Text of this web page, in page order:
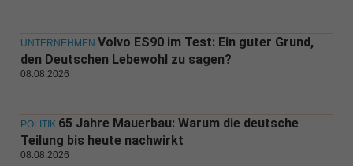
UNTERNEHMEN Volvo ES90 im Test: Ein guter Grund,
den Deutschen Lebewohl zu sagen?
08.08.2026
POLITIK 65 Jahre Mauerbau: Warum die deutsche
Teilung bis heute nachwirkt
08.08.2026